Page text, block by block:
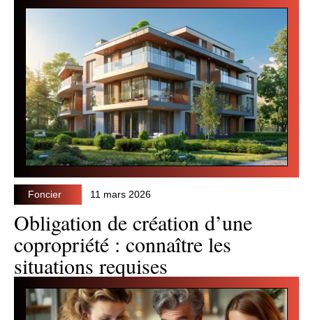
Foncier 11 mars 2026
Obligation de création d’une
copropriété : connaître les
situations requises